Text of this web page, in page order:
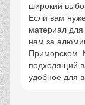
широкий
Если вам
материал для
нам за
Приморском.
подходящий
удобное для